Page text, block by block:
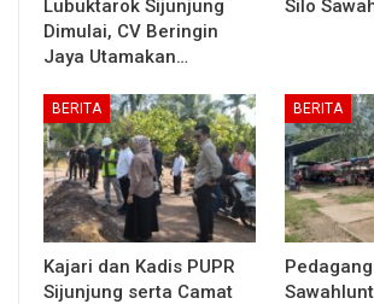
Lubuktarok Sijunjung
Dimulai, CV Beringin
Jaya Utamakan…
Silo
BERITA
Kajari dan Kadis PUPR
Sijunjung serta Camat
BERITA